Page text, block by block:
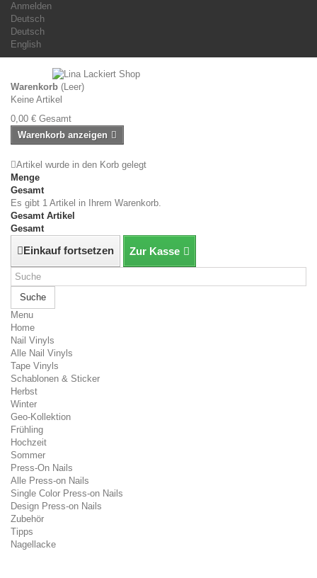
Anmelden
Deutsch
Deutsch
English
Warenkorb (Leer)
Keine Artikel
0,00 € Gesamt
Warenkorb anzeigen
Artikel wurde in den Korb gelegt
Menge
Gesamt
Es gibt 1 Artikel in Ihrem Warenkorb.
Gesamt Artikel
Gesamt
Einkauf fortsetzen Zur Kasse
Suche
Menu
Home
Nail Vinyls
Alle Nail Vinyls
Tape Vinyls
Schablonen & Sticker
Herbst
Winter
Geo-Kollektion
Frühling
Hochzeit
Sommer
Press-On Nails
Alle Press-on Nails
Single Color Press-on Nails
Design Press-on Nails
Zubehör
Tipps
Nagellacke